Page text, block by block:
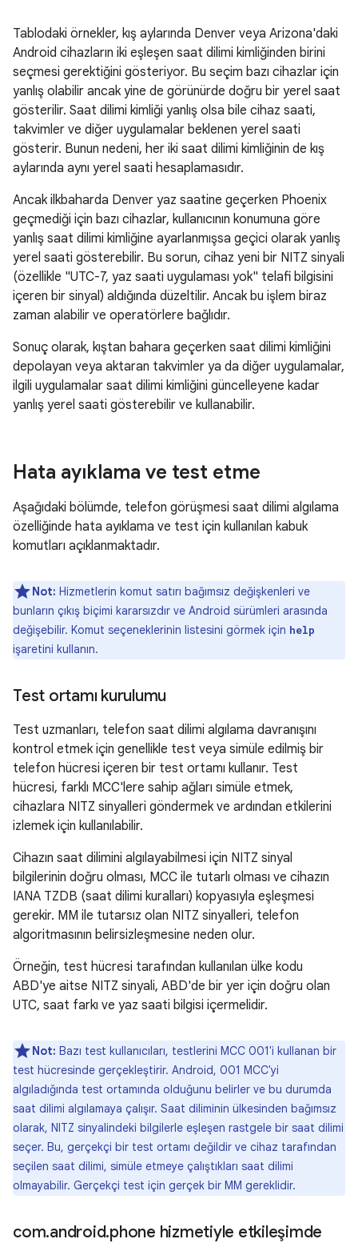
Tablodaki örnekler, kış aylarında Denver veya Arizona'daki
Android cihazların iki eşleşen saat dilimi kimliğinden birini
seçmesi gerektiğini gösteriyor. Bu seçim bazı cihazlar için
yanlış olabilir ancak yine de görünürde doğru bir yerel saat
gösterilir. Saat dilimi kimliği yanlış olsa bile cihaz saati,
takvimler ve diğer uygulamalar beklenen yerel saati
gösterir. Bunun nedeni, her iki saat dilimi kimliğinin de kış
aylarında aynı yerel saati hesaplamasıdır.
Ancak ilkbaharda Denver yaz saatine geçerken Phoenix
geçmediği için bazı cihazlar, kullanıcının konumuna göre
yanlış saat dilimi kimliğine ayarlanmışsa geçici olarak yanlış
yerel saati gösterebilir. Bu sorun, cihaz yeni bir NITZ sinyali
(özellikle "UTC-7, yaz saati uygulaması yok" telafi bilgisini
içeren bir sinyal) aldığında düzeltilir. Ancak bu işlem biraz
zaman alabilir ve operatörlere bağlıdır.
Sonuç olarak, kıştan bahara geçerken saat dilimi kimliğini
depolayan veya aktaran takvimler ya da diğer uygulamalar,
ilgili uygulamalar saat dilimi kimliğini güncelleyene kadar
yanlış yerel saati gösterebilir ve kullanabilir.
Hata ayıklama ve test etme
Aşağıdaki bölümde, telefon görüşmesi saat dilimi algılama
özelliğinde hata ayıklama ve test için kullanılan kabuk
komutları açıklanmaktadır.
Not: Hizmetlerin komut satırı bağımsız değişkenleri ve
bunların çıkış biçimi kararsızdır ve Android sürümleri arasında
değişebilir. Komut seçeneklerinin listesini görmek için help
işaretini kullanın.
Test ortamı kurulumu
Test uzmanları, telefon saat dilimi algılama davranışını
kontrol etmek için genellikle test veya simüle edilmiş bir
telefon hücresi içeren bir test ortamı kullanır. Test
hücresi, farklı MCC'lere sahip ağları simüle etmek,
cihazlara NITZ sinyalleri göndermek ve ardından etkilerini
izlemek için kullanılabilir.
Cihazın saat dilimini algılayabilmesi için NITZ sinyal
bilgilerinin doğru olması, MCC ile tutarlı olması ve cihazın
IANA TZDB (saat dilimi kuralları) kopyasıyla eşleşmesi
gerekir. MM ile tutarsız olan NITZ sinyalleri, telefon
algoritmasının belirsizleşmesine neden olur.
Örneğin, test hücresi tarafından kullanılan ülke kodu
ABD'ye aitse NITZ sinyali, ABD'de bir yer için doğru olan
UTC, saat farkı ve yaz saati bilgisi içermelidir.
Not: Bazı test kullanıcıları, testlerini MCC 001'i kullanan bir
test hücresinde gerçekleştirir. Android, 001 MCC'yi
algıladığında test ortamında olduğunu belirler ve bu durumda
saat dilimi algılamaya çalışır. Saat diliminin ülkesinden bağımsız
olarak, NITZ sinyalindeki bilgilerle eşleşen rastgele bir saat dilimi
seçer. Bu, gerçekçi bir test ortamı değildir ve cihaz tarafından
seçilen saat dilimi, simüle etmeye çalıştıkları saat dilimi
olmayabilir. Gerçekçi test için gerçek bir MM gereklidir.
com.android.phone hizmetiyle etkileşimde